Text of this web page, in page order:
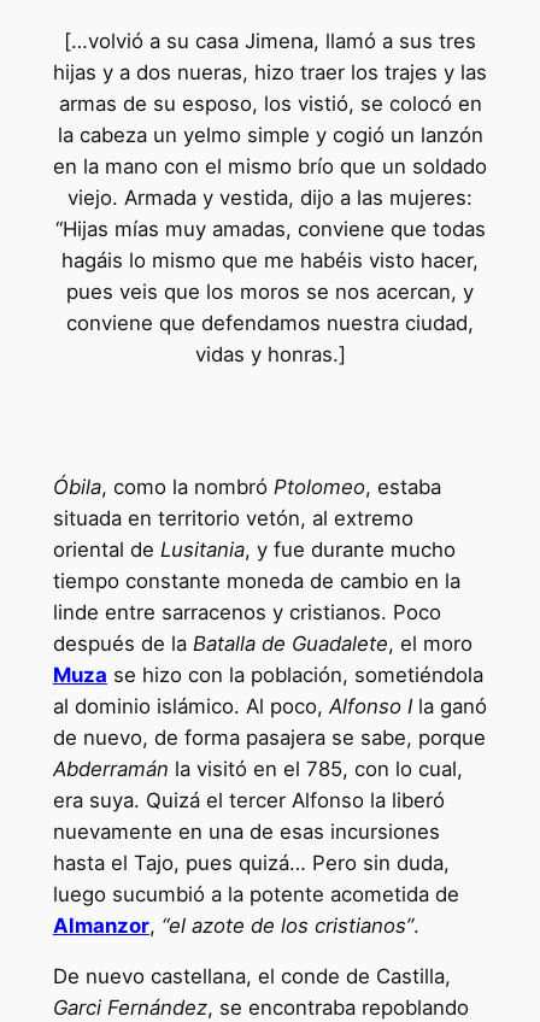
[…volvió a su casa Jimena, llamó a sus tres
hijas y a dos nueras, hizo traer los trajes y las
armas de su esposo, los vistió, se colocó en
la cabeza un yelmo simple y cogió un lanzón
en la mano con el mismo brío que un soldado
viejo. Armada y vestida, dijo a las mujeres:
“Hijas mías muy amadas, conviene que todas
hagáis lo mismo que me habéis visto hacer,
pues veis que los moros se nos acercan, y
conviene que defendamos nuestra ciudad,
vidas y honras.]
Óbila, como la nombró Ptolomeo, estaba
situada en territorio vetón, al extremo
oriental de Lusitania, y fue durante mucho
tiempo constante moneda de cambio en la
linde entre sarracenos y cristianos. Poco
después de la Batalla de Guadalete, el moro
Muza se hizo con la población, sometiéndola
al dominio islámico. Al poco, Alfonso Ila ganó
de nuevo, de forma pasajera se sabe, porque
Abderramán la visitó en el 785, con lo cual,
era suya. Quizá el tercer Alfonso la liberó
nuevamente en una de esas incursiones
hasta el Tajo, pues quizá… Pero sin duda,
luego sucumbió a la potente acometida de
Almanzor, “el azote de los cristianos”.
De nuevo castellana, el conde de Castilla,
Garci Fernández, se encontraba repoblando